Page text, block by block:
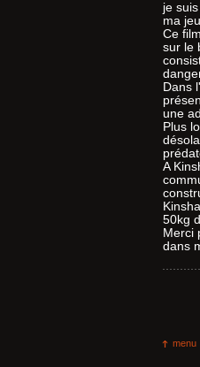
je
ma
Ce
sur le
Dans
une
Plus
A
50kg
Merci
dans
menu